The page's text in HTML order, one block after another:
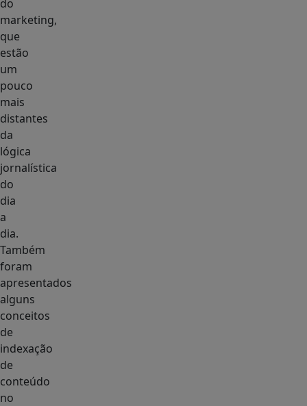
do
marketing,
que
estão
um
pouco
mais
distantes
da
lógica
jornalística
do
dia
a
dia.
Também
foram
apresentados
alguns
conceitos
de
indexação
de
conteúdo
no